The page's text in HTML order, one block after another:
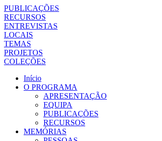
PUBLICAÇÕES
RECURSOS
ENTREVISTAS
LOCAIS
TEMAS
PROJETOS
COLEÇÕES
Início
O PROGRAMA
APRESENTAÇÃO
EQUIPA
PUBLICAÇÕES
RECURSOS
MEMÓRIAS